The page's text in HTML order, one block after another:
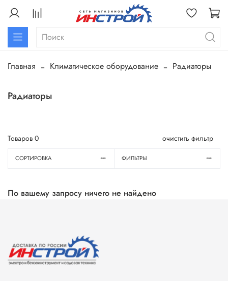
Главная Климатическое оборудование Радиаторы
Радиаторы
Товаров 0 очистить фильтр
СОРТИРОВКА ФИЛЬТРЫ
По вашему запросу ничего не найдено